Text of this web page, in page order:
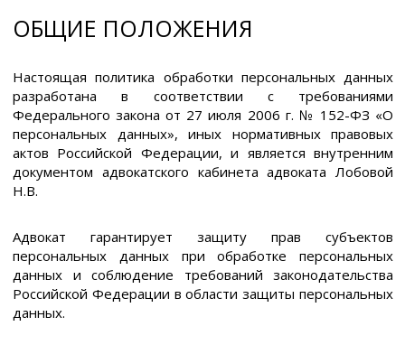
ОБЩИЕ ПОЛОЖЕНИЯ
Настоящая политика обработки персональных данных
разработана в соответствии с требованиями
Федерального закона от 27 июля 2006 г. № 152-ФЗ «О
персональных данных», иных нормативных правовых
актов Российской Федерации, и является внутренним
документом адвокатского кабинета адвоката Лобовой
Н.В.
Адвокат гарантирует защиту прав субъектов
персональных данных при обработке персональных
данных и соблюдение требований законодательства
Российской Федерации в области защиты персональных
данных.